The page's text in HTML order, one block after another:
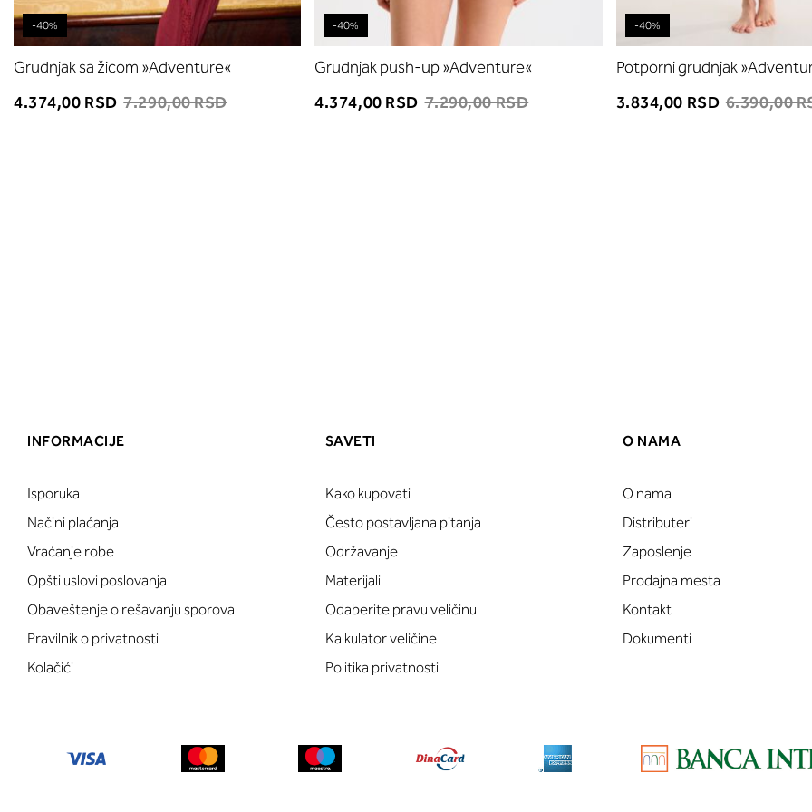
-40%
Grudnjak sa žicom »Adventure«
4.374,00 RSD 7.290,00 RSD
-40%
Grudnjak push-up »Adventure«
4.374,00 RSD 7.290,00 RSD
-40%
Potporni grudnjak
3.834,00 RSD 6.390,00
INFORMACIJE
Isporuka
Načini plaćanja
Vraćanje robe
Opšti uslovi poslovanja
Obaveštenje o rešavanju sporova
Pravilnik o privatnosti
Kolačići
SAVETI
Kako kupovati
Često postavljana pitanja
Održavanje
Materijali
Odaberite pravu veličinu
Kalkulator veličine
Politika privatnosti
O NAMA
O nama
Distributeri
Zaposlenje
Prodajna mesta
Kontakt
Dokumenti